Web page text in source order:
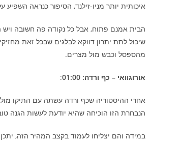
איכותית יותר מניו-זילנד, הסיפור כנראה השפיע
הבית אמנם פתוח, אבל כל נקודה פה חשובה
שיכול לתת יתרון דווקא לבלגים שבכל זאת
מהספסל וכבש מול מצרים.
אורוגוואי – כף ורדה: 01:00 :
אחרי ההיסטוריה שכף ורדה עשתה עם התיקו
הנבחרת הזו הוכיחה שהיא יודעת לעשות הגנה
במידה והם יצליחו לעמוד בקצב המהיר הזה,